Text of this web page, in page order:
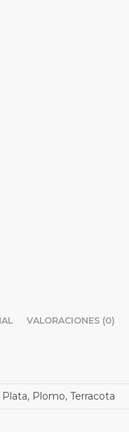
VALORACIONES (0)
Plomo, Terracota